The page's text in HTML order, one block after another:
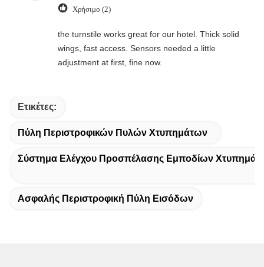
Χρήσιμο (2)
the turnstile works great for our hotel. Thick solid
wings, fast access. Sensors needed a little
adjustment at first, fine now.
Ετικέτες:
Πύλη Περιστροφικών Πυλών Χτυπημάτων
Σύστημα Ελέγχου Προσπέλασης Εμποδίων
Ασφαλής Περιστροφική Πύλη Εισόδων